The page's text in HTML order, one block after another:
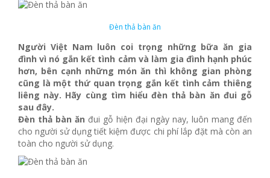
Đèn thả bàn ăn
Người Việt Nam luôn coi trọng những bữa ăn gia
đình vì nó gắn kết tình cảm và làm gia đình hạnh phúc
hơn, bên cạnh những món ăn thì không gian phòng
cũng là một thứ quan trọng gắn kết tình cảm thiêng
liêng này. Hãy cùng tìm hiểu đèn thả bàn ăn đui gỗ
sau đây.
Đèn thả bàn ăn đui gỗ hiện đại ngày nay, luôn mang đến
cho người sử dụng tiết kiệm được chi phí lắp đặt mà còn an
toàn cho người sử dụng.